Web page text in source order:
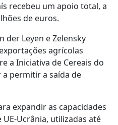
recebeu um apoio total, a
de euros.
der Leyen e Zelensky
agrícolas
a Iniciativa de Cereais do
permitir a saída de
expandir as capacidades
Ucrânia, utilizadas até